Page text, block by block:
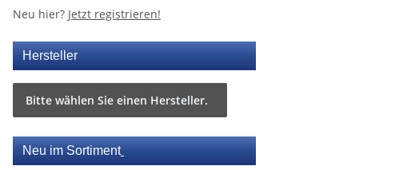
Neu hier? Jetzt registrieren!
Hersteller
Bitte wählen Sie einen Hersteller.
Neu im Sortiment